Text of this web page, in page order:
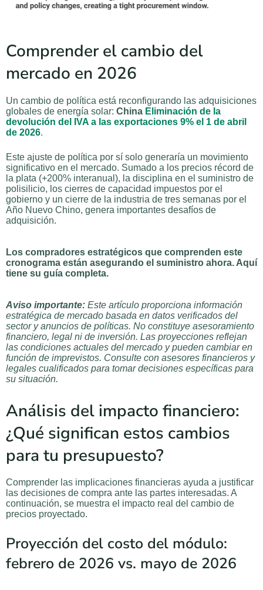
Comprender el cambio del
mercado en 2026
Un cambio de política está reconfigurando las adquisiciones
globales de energía solar: China Eliminación de la
devolución del IVA a las exportaciones 9% el 1 de abril
de 2026.
Este ajuste de política por sí solo generaría un movimiento
significativo en el mercado. Sumado a los precios récord de
la plata (+200% interanual), la disciplina en el suministro de
polisilicio, los cierres de capacidad impuestos por el
gobierno y un cierre de la industria de tres semanas por el
Año Nuevo Chino, genera importantes desafíos de
adquisición.
Los compradores estratégicos que comprenden este
cronograma están asegurando el suministro ahora. Aquí
tiene su guía completa.
Aviso importante: Este artículo proporciona información
estratégica de mercado basada en datos verificados del
sector y anuncios de políticas. No constituye asesoramiento
financiero, legal ni de inversión. Las proyecciones reflejan
las condiciones actuales del mercado y pueden cambiar en
función de imprevistos. Consulte con asesores financieros y
legales cualificados para tomar decisiones específicas para
su situación.
Análisis del impacto financiero:
¿Qué significan estos cambios
para tu presupuesto?
Comprender las implicaciones financieras ayuda a justificar
las decisiones de compra ante las partes interesadas. A
continuación, se muestra el impacto real del cambio de
precios proyectado.
Proyección del costo del módulo:
febrero de 2026 vs. mayo de 2026